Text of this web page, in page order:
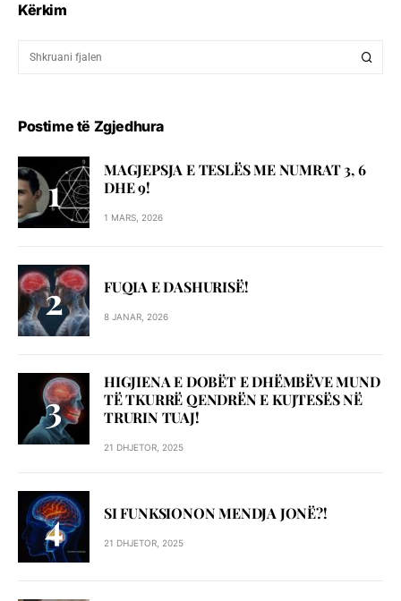
Kërkim
Postime të Zgjedhura
MAGJEPSJA E TESLËS ME NUMRAT 3, 6
DHE 9!
1 MARS, 2026
FUQIA E DASHURISË!
8 JANAR, 2026
HIGJIENA E DOBËT E DHËMBËVE MUND
TË TKURRË QENDRËN E KUJTESËS NË
TRURIN TUAJ!
21 DHJETOR, 2025
SI FUNKSIONON MENDJA JONË?!
21 DHJETOR, 2025